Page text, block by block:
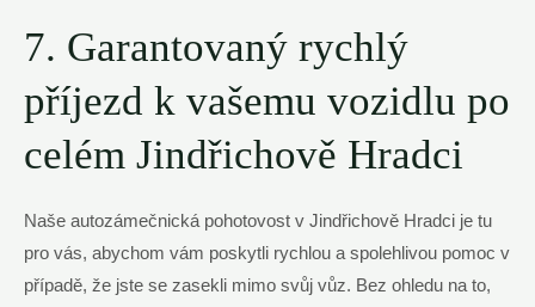
7. Garantovaný rychlý
příjezd k vašemu vozidlu po
celém Jindřichově Hradci
Naše autozámečnická pohotovost v Jindřichově Hradci je tu
pro vás, abychom vám poskytli rychlou a spolehlivou pomoc v
případě, že jste se zasekli mimo svůj vůz. Bez ohledu na to,